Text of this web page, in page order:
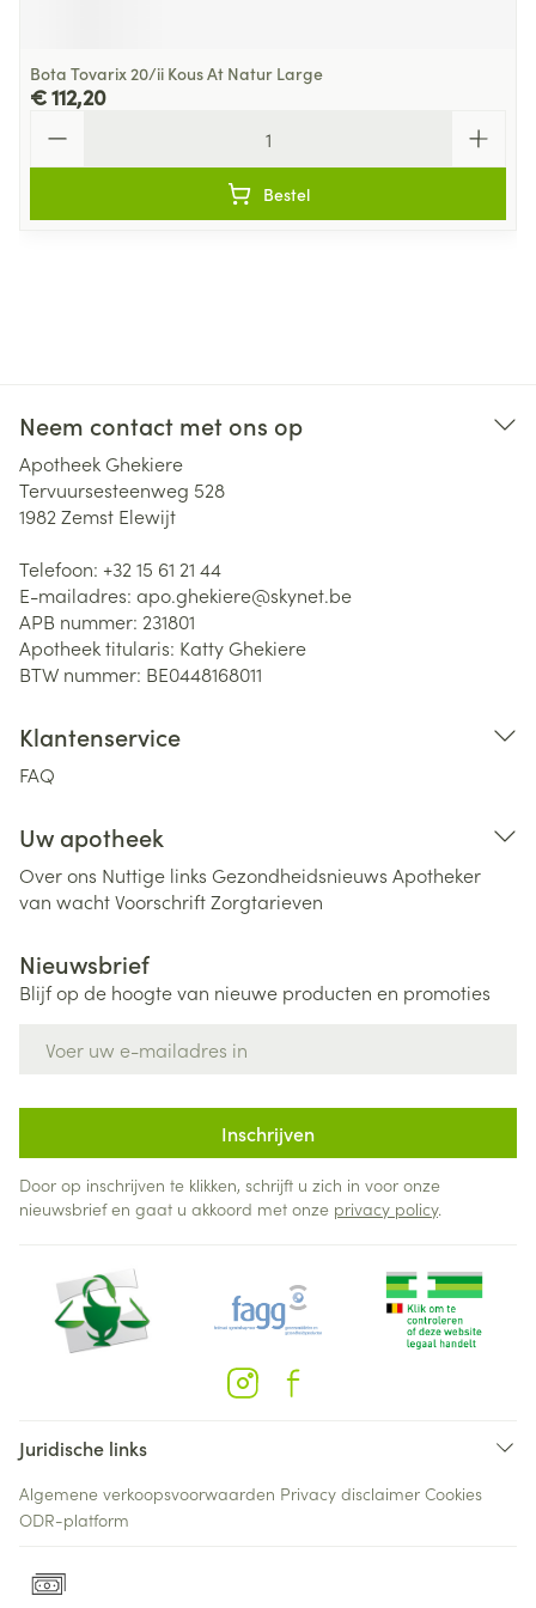
Bota Tovarix 20/ii Kous At Natur Large
€ 112,20
Bestel
Neem contact met ons op
Apotheek Ghekiere
Tervuursesteenweg 528
1982 Zemst Elewijt
Telefoon: +32 15 61 21 44
E-mailadres: apo.ghekiere@skynet.be
APB nummer: 231801
Apotheek titularis: Katty Ghekiere
BTW nummer: BE0448168011
Klantenservice
FAQ
Uw apotheek
Over ons Nuttige links Gezondheidsnieuws Apotheker
van wachtVoorschriftZorgtarieven
Nieuwsbrief
Blijf op de hoogte van nieuwe producten en promoties
Inschrijven
Door op inschrijven te klikken, schrijft u zich in voor onze
nieuwsbrief en gaat u akkoord met onze privacy policy.
Juridische links
Algemene verkoopsvoorwaarden Privacy disclaimer Cookies
ODR-platform